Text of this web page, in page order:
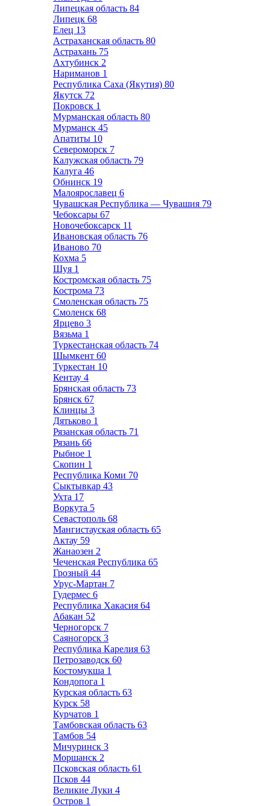
Липецкая область 84
Липецк 68
Елец 13
Астраханская область 80
Астрахань 75
Ахтубинск 2
Нариманов 1
Республика Саха (Якутия) 80
Якутск 72
Покровск 1
Мурманская область 80
Мурманск 45
Апатиты 10
Североморск 7
Калужская область 79
Калуга 46
Обнинск 19
Малоярославец 6
Чувашская Республика — Чувашия 79
Чебоксары 67
Новочебоксарск 11
Ивановская область 76
Иваново 70
Кохма 5
Шуя 1
Костромская область 75
Кострома 73
Смоленская область 75
Смоленск 68
Ярцево 3
Вязьма 1
Туркестанская область 74
Шымкент 60
Туркестан 10
Кентау 4
Брянская область 73
Брянск 67
Клинцы 3
Дятьково 1
Рязанская область 71
Рязань 66
Рыбное 1
Скопин 1
Республика Коми 70
Сыктывкар 43
Ухта 17
Воркута 5
Севастополь 68
Мангистауская область 65
Актау 59
Жанаозен 2
Чеченская Республика 65
Грозный 44
Урус-Мартан 7
Гудермес 6
Республика Хакасия 64
Абакан 52
Черногорск 7
Саяногорск 3
Республика Карелия 63
Петрозаводск 60
Костомукша 1
Кондопога 1
Курская область 63
Курск 58
Курчатов 1
Тамбовская область 63
Тамбов 54
Мичуринск 3
Моршанск 2
Псковская область 61
Псков 44
Великие Луки 4
Остров 1